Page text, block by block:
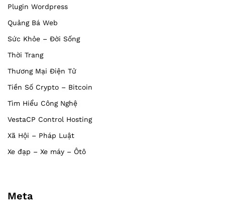
Plugin Wordpress
Quảng Bá Web
Sức Khỏe – Đời Sống
Thời Trang
Thương Mại Điện Tử
Tiền Số Crypto – Bitcoin
Tìm Hiểu Công Nghệ
VestaCP Control Hosting
Xã Hội – Pháp Luật
Xe đạp – Xe máy – Ôtô
Meta